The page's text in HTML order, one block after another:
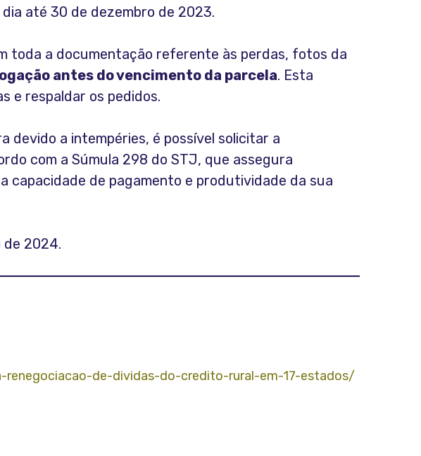
até 30 de dezembro de 2023.
toda a documentação referente às perdas, fotos da
antes do vencimento da parcela. Esta
e respaldar os pedidos.
devido a intempéries, é possível solicitar a
com a Súmula 298 do STJ, que assegura
capacidade de pagamento e produtividade da sua
de 2024.
de-dividas-do-credito-rural-em-17-estados/